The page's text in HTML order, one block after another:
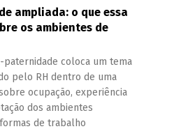
ampliada: o que essa
os ambientes de
paternidade coloca um tema
pelo RH dentro de uma
ocupação, experiência
dos ambientes
de trabalho